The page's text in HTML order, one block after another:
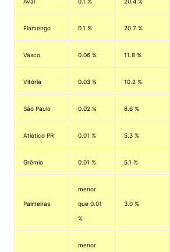
Flamengo 0.1 % 20.7 %
Vasco 0.06 % 11.8 %
Vitória 0.03 % 10.2 %
São Paulo 0.02 % 8.6 %
Atlético PR 0.01 % 5.3 %
Grêmio 0.01 % 5.1 %
Palmeiras
menor
que 0.01
%
3.0 %
menor